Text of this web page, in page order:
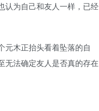
认为自己和友人一样，已经
元木正抬头看着坠落的自
无法确定友人是否真的存在